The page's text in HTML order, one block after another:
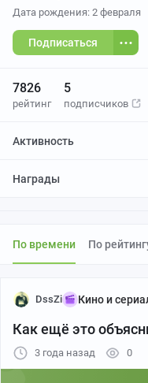
Дата рождения: 2 февраля
Подписаться
7826
рейтинг
5
подписчиков
Активность
отредактировал
Награды
По времени По
DssZi Кино и
Как ещё это
3 года назад 0